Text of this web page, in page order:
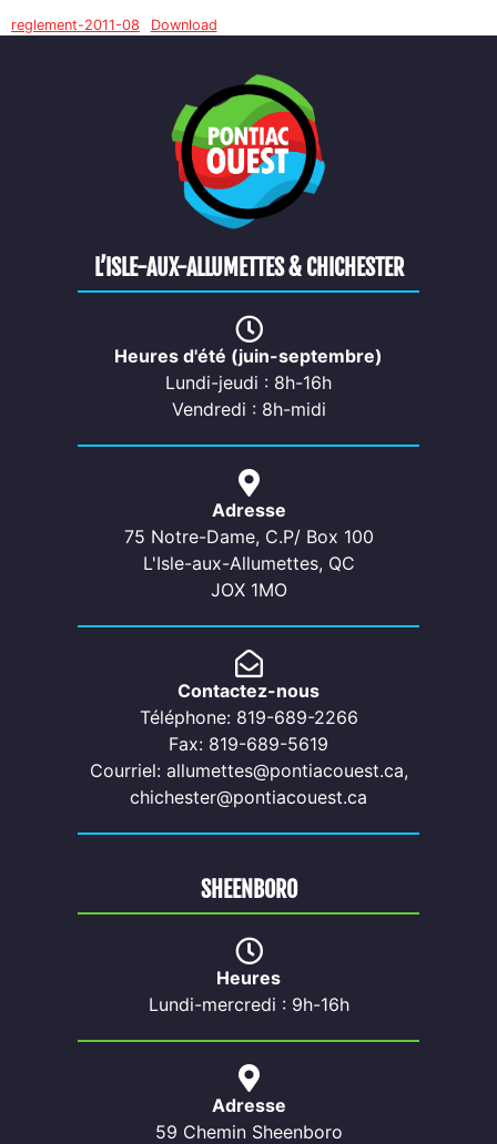
reglement-2011-08 Download
L’ISLE-AUX-ALLUMETTES & CHICHESTER
Heures d'été (juin-septembre)
Lundi-jeudi : 8h-16h
Vendredi : 8h-midi
Adresse
75 Notre-Dame, C.P/ Box 100
L'Isle-aux-Allumettes, QC
JOX 1MO
Contactez-nous
Téléphone: 819-689-2266
Fax: 819-689-5619
Courriel: allumettes@pontiacouest.ca,
chichester@pontiacouest.ca
SHEENBORO
Heures
Lundi-mercredi : 9h-16h
Adresse
59 Chemin Sheenboro